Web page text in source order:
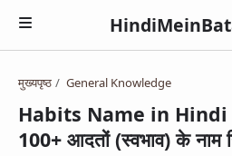
Artificial Intelligence
Technology
Health
मुख्यपृष्ठ General Knowledge
Habits Name in
100+ आदतों (स्वभाव) के नाम